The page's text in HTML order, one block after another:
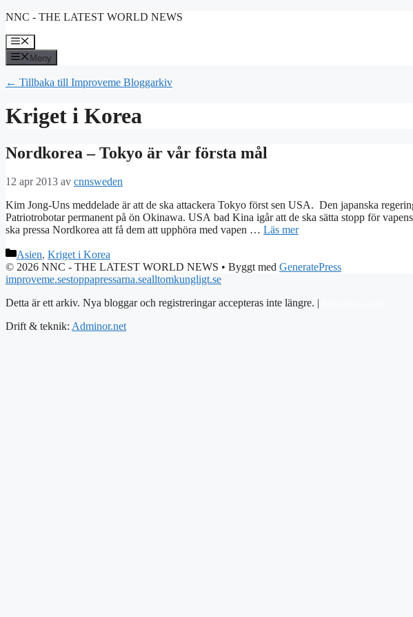
Hoppa
innehåll
NNC - THE LATEST WORLD NEWS
Meny
Meny
← Tillbaka till Improveme Bloggarkiv
Kriget i Korea
Nordkorea – Tokyo är vår första mål
12 apr 2013 av cnnsweden
Kim Jong-Uns meddelade är att de ska attackera Tokyo först sen USA. Den japanska
Patriotrobotar permanent på ön Okinawa. USA bad Kina igår att de ska sätta stopp för
ska pressa Nordkorea att få dem att upphöra med vapen … Läs mer
Kategorier
Asien, Kriget i Korea
© 2026 NNC - THE LATEST WORLD NEWS • Byggt med GeneratePress
improveme.sestoppapressarna.sealltomkungligt.se
Detta är ett arkiv. Nya bloggar och registreringar accepteras inte längre. |
Drift & teknik: Adminor.net